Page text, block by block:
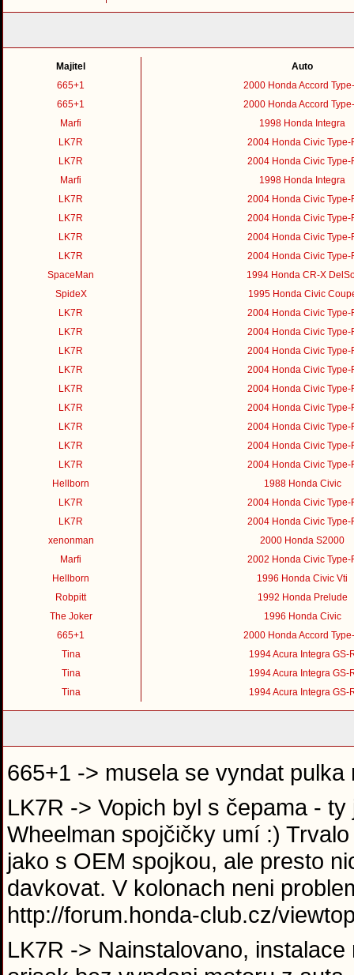
Majitel
Auto
665+1
2000 Honda Accord
665+1
2000 Honda Accord
Marfi
1998 Honda Integra
LK7R
2004 Honda Civic Type-
LK7R
2004 Honda Civic Type-
Marfi
1998 Honda Integra
LK7R
2004 Honda Civic Type-
LK7R
2004 Honda Civic Type-
LK7R
2004 Honda Civic Type-
LK7R
2004 Honda Civic Type-
SpaceMan
1994 Honda CR-X
SpideX
1995 Honda Civic
LK7R
2004 Honda Civic Type-
LK7R
2004 Honda Civic Type-
LK7R
2004 Honda Civic Type-
LK7R
2004 Honda Civic Type-
LK7R
2004 Honda Civic Type-
LK7R
2004 Honda Civic Type-
LK7R
2004 Honda Civic Type-
LK7R
2004 Honda Civic Type-
LK7R
2004 Honda Civic Type-
Hellborn
1988 Honda Civic
LK7R
2004 Honda Civic Type-
LK7R
2004 Honda Civic Type-
xenonman
2000 Honda S2000
Marfi
2002 Honda Civic Type-
Hellborn
1996 Honda Civic Vti
Robpitt
1992 Honda Prelude
The Joker
1996 Honda Civic
665+1
2000 Honda Accord
Tina
1994 Acura Integra GS-
Tina
1994 Acura Integra GS-
Tina
1994 Acura Integra GS-
665+1 -> musela se vyndat
LK7R -> Vopich byl s čepama -
Wheelman spojčičky umí :)
jako s OEM spojkou, ale presto
davkovat. V kolonach neni
http://forum.honda-club.cz/
LK7R -> Nainstalovano,